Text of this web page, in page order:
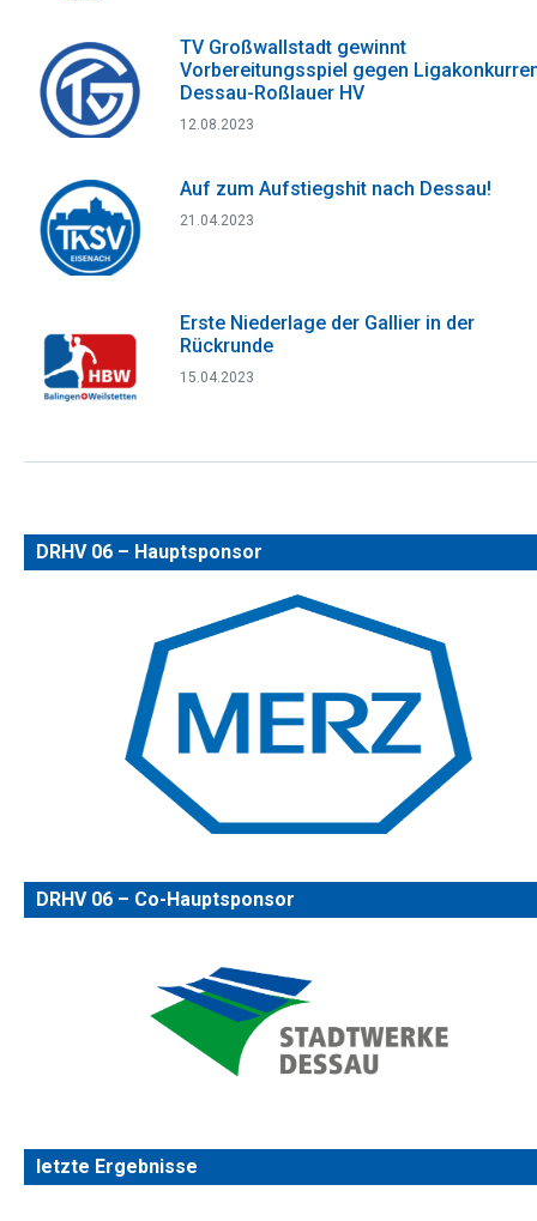
TV Großwallstadt gewinnt
Vorbereitungsspiel gegen
Dessau-Roßlauer HV
12.08.2023
Auf zum Aufstiegshit nach Dessau!
21.04.2023
Erste Niederlage der Gallier in der
Rückrunde
15.04.2023
DRHV 06 – Hauptsponsor
DRHV 06 – Co-Hauptsponsor
letzte Ergebnisse